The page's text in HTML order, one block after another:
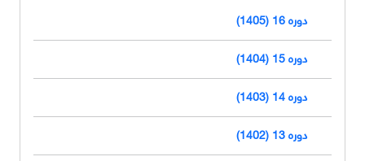
دوره 16 (1405)
دوره 15 (1404)
دوره 14 (1403)
دوره 13 (1402)